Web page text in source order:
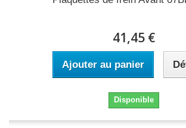
41,45 €
Ajouter au panier
Disponible